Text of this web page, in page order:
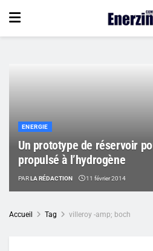
ENERGIE
Un prototype de réservoir
propulsé à l’hydrogène
PARLA RÉDACTION 11 février 2014
Accueil Tag villeroy -amp; boch